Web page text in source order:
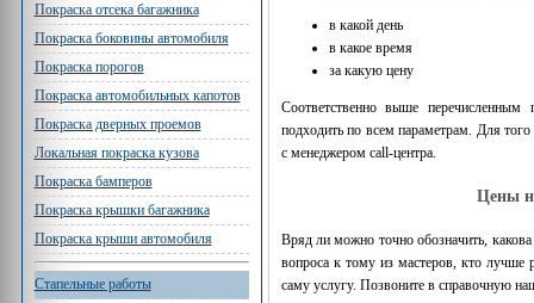
Покраска отсека багажника
Покраска боковины автомобиля
Покраска порогов
Покраска автомобильных капотов
Покраска дверных проемов
Локальная покраска кузова
Покраска бамперов
Покраска крышки багажника
Покраска крыши автомобиля
Стапельные работы
в какой день
в какое время
за какую цену
Соответственно выше
подходить по всем параметрам. Для
с менеджером call-центра.
Цены
Вряд ли можно точно обозначить,
вопроса к тому из мастеров, кто лучше
саму услугу. Позвоните в справочную